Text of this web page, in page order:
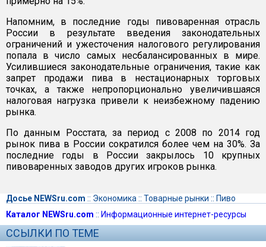
Напомним, в последние годы пивоваренная отрасль
России в результате введения законодательных
ограничений и ужесточения налогового регулирования
попала в число самых несбалансированных в мире.
Усилившиеся законодательные ограничения, такие как
запрет продажи пива в нестационарных торговых
точках, а также непропорционально увеличившаяся
налоговая нагрузка привели к неизбежному падению
рынка.
По данным Росстата, за период с 2008 по 2014 год
рынок пива в России сократился более чем на 30%. За
последние годы в России закрылось 10 крупных
пивоваренных заводов других игроков рынка.
Досье NEWSru.com :: Экономика :: Товарные рынки :: Пиво
Каталог NEWSru.com :: Информационные интернет-ресурсы
ССЫЛКИ ПО ТЕМЕ